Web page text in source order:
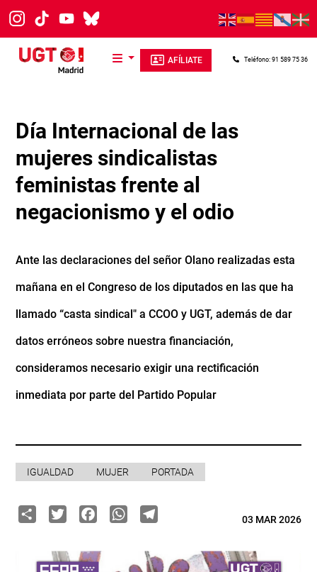
Pasar al contenido principal
AFÍLIATE Teléfono: 91 589 75 36
Día Internacional de las
mujeres sindicalistas
feministas frente al
negacionismo y el odio
Ante las declaraciones del señor Olano realizadas esta
mañana en el Congreso de los diputados en las que ha
llamado “casta sindical" a CCOO y UGT, además de dar
datos erróneos sobre nuestra financiación,
consideramos necesario exigir una rectificación
inmediata por parte del Partido Popular
IGUALDAD MUJER PORTADA
ShareTwitterFacebook
WhatsApp
Telegram03 MAR 2026